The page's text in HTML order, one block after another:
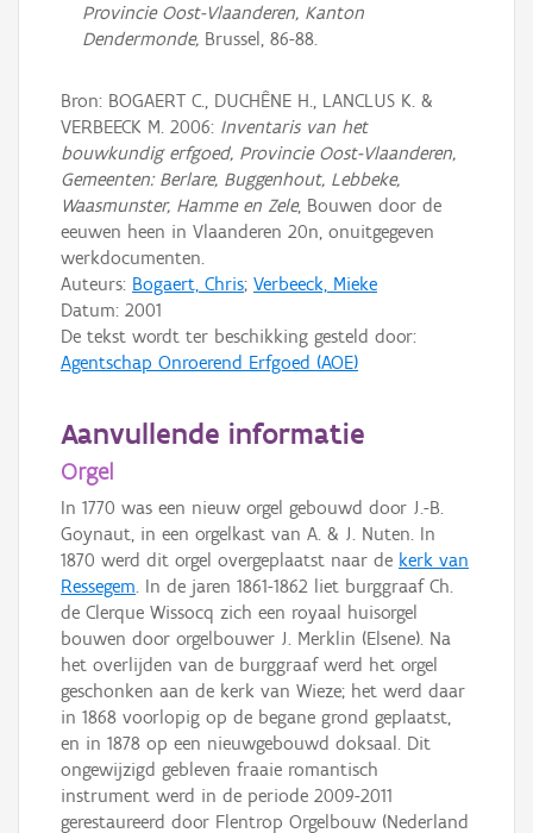
Provincie Oost-Vlaanderen, Kanton
Dendermonde,Brussel, 86-88.
Bron: BOGAERT C., DUCHÊNE H., LANCLUS K. &
VERBEECK M. 2006: Inventaris van het
bouwkundig erfgoed, Provincie Oost-Vlaanderen,
Gemeenten: Berlare, Buggenhout, Lebbeke,
Waasmunster, Hamme en Zele, Bouwen door de
eeuwen heen in Vlaanderen 20n, onuitgegeven
werkdocumenten.
Auteurs: Bogaert, Chris; Verbeeck, Mieke
Datum: 2001
De tekst wordt ter beschikking gesteld door:
Agentschap Onroerend Erfgoed (AOE)
Aanvullende informatie
Orgel
In 1770 was een nieuw orgel gebouwd door J.-B.
Goynaut, in een orgelkast van A. & J. Nuten. In
1870 werd dit orgel overgeplaatst naar de kerk van
Ressegem. In de jaren 1861-1862 liet burggraaf Ch.
de Clerque Wissocq zich een royaal huisorgel
bouwen door orgelbouwer J. Merklin (Elsene). Na
het overlijden van de burggraaf werd het orgel
geschonken aan de kerk van Wieze; het werd daar
in 1868 voorlopig op de begane grond geplaatst,
en in 1878 op een nieuwgebouwd doksaal. Dit
ongewijzigd gebleven fraaie romantisch
instrument werd in de periode 2009-2011
gerestaureerd door Flentrop Orgelbouw (Nederland